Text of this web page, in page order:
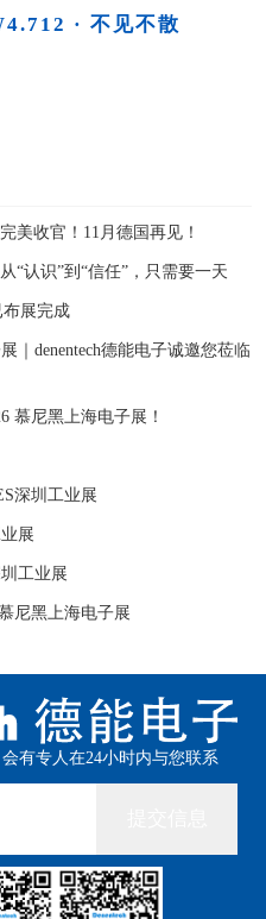
· 不见不散
美收官！11月德国再见！
“认识”到“信任”，只需要一天
布展完成
｜denentech德能电子诚邀您莅临
慕尼黑上海电子展！
深圳工业展
展
工业展
尼黑上海电子展
有专人在24小时内与您联系